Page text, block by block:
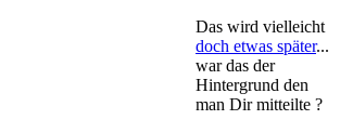
Das wird vielleicht
doch etwas später...
war das der
Hintergrund den
man Dir mitteilte ?